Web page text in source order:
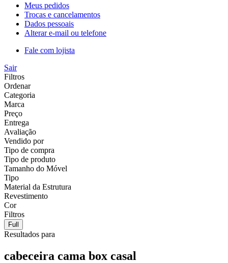
Meus pedidos
Trocas e cancelamentos
Dados pessoais
Alterar e-mail ou telefone
Fale com lojista
Sair
Filtros
Ordenar
Categoria
Marca
Preço
Entrega
Avaliação
Vendido por
Tipo de compra
Tipo de produto
Tamanho do Móvel
Tipo
Material da Estrutura
Revestimento
Cor
Filtros
Full
Resultados para
cabeceira cama box casal